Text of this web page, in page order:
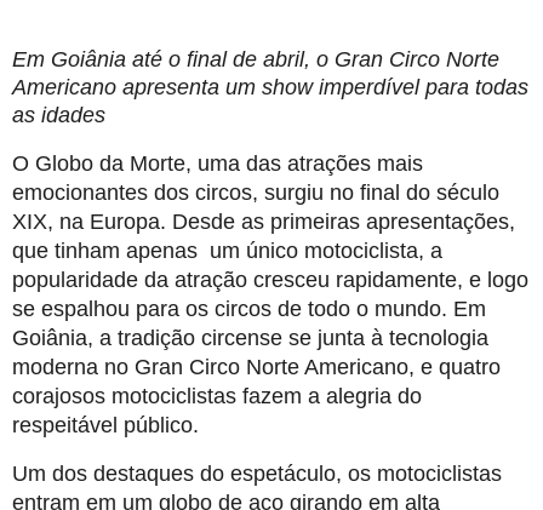
Em Goiânia até o final de abril, o Gran Circo Norte
Americano apresenta um show imperdível para todas
as idades
O Globo da Morte, uma das atrações mais
emocionantes dos circos, surgiu no final do século
XIX, na Europa. Desde as primeiras apresentações,
que tinham apenas um único motociclista, a
popularidade da atração cresceu rapidamente, e logo
se espalhou para os circos de todo o mundo. Em
Goiânia, a tradição circense se junta à tecnologia
moderna no Gran Circo Norte Americano, e quatro
corajosos motociclistas fazem a alegria do
respeitável público.
Um dos destaques do espetáculo, os motociclistas
entram em um globo de aço girando em alta